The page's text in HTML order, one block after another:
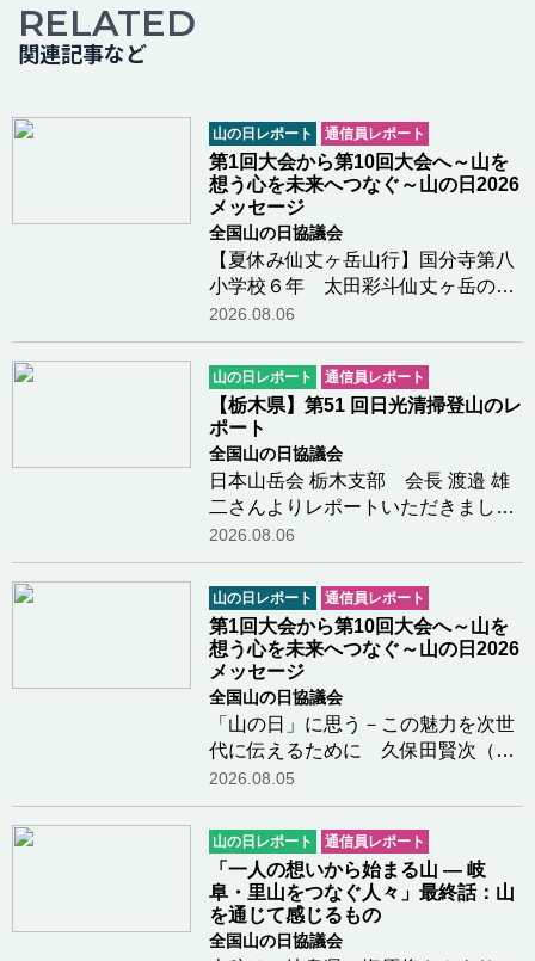
RELATED
関連記事など
山の日レポート 通信員レポート
第1回大会から第10回大会へ～山を
想う心を未来へつなぐ～山の日2026
メッセージ
全国山の日協議会
【夏休み仙丈ヶ岳山行】国分寺第八
小学校６年 太田彩斗仙丈ヶ岳の山
頂についたときがすごく嬉しかった
し景色もきれいで感動した。仙丈小
屋で景色を見ながらコーヒーをみん
なで飲んだのが楽しかった。下山し
ているとき少し…つづきを読む
2026.08.06
山の日レポート 通信員レポート
【栃木県】第51 回日光清掃登山のレ
ポート
全国山の日協議会
日本山岳会 栃木支部 会長 渡邉 雄
二さんよりレポートいただきました
第51 回「日光清掃登山」を、県山
岳・スポーツクライミング連盟が主
催し、日光・那須山岳ガイド協会等
の各団体、国・県・市の関係団体、
一般登山者が参…つづきを読む
2026.08.06
山の日レポート 通信員レポート
第1回大会から第10回大会へ～山を
想う心を未来へつなぐ～山の日2026
メッセージ
全国山の日協議会
「山の日」に思う－この魅力を次世
代に伝えるために 久保田賢次（元
『山と溪谷』編集長、広報・デジタ
ル委員）さんよりメッセージをいた
だきました「山の日」について小中
学生に伝えるには登山の出版社に長
く勤めていたこ…つづきを読む
2026.08.05
山の日レポート 通信員レポート
「一人の想いから始まる山 ― 岐
阜・里山をつなぐ人々」最終話：山
を通じて感じるもの
全国山の日協議会